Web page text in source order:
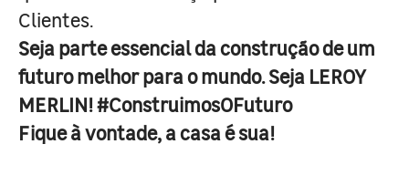
Clientes.
Seja parte essencial da construção de um
futuro melhor para o mundo. Seja LEROY
MERLIN! #ConstruimosOFuturo
Fique à vontade, a casa é sua!